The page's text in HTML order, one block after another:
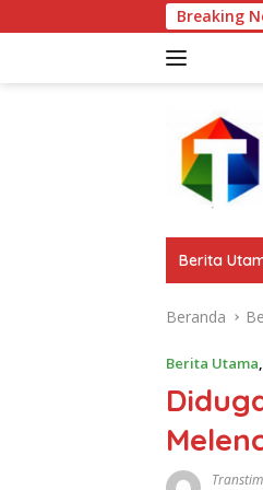
ke
Breaking
Berita
Beranda
Berita Utama,